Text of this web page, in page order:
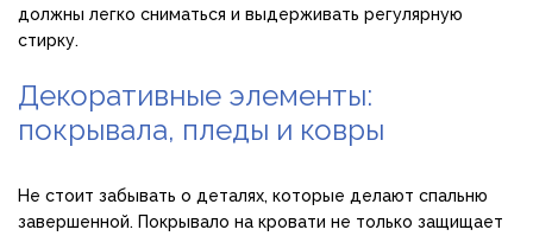
должны легко сниматься и выдерживать регулярную
стирку.
Декоративные элементы:
покрывала, пледы и ковры
Не стоит забывать о деталях, которые делают спальню
завершенной. Покрывало на кровати не только защищает